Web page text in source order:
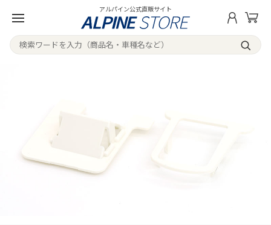
アルパイン公式直販サイト